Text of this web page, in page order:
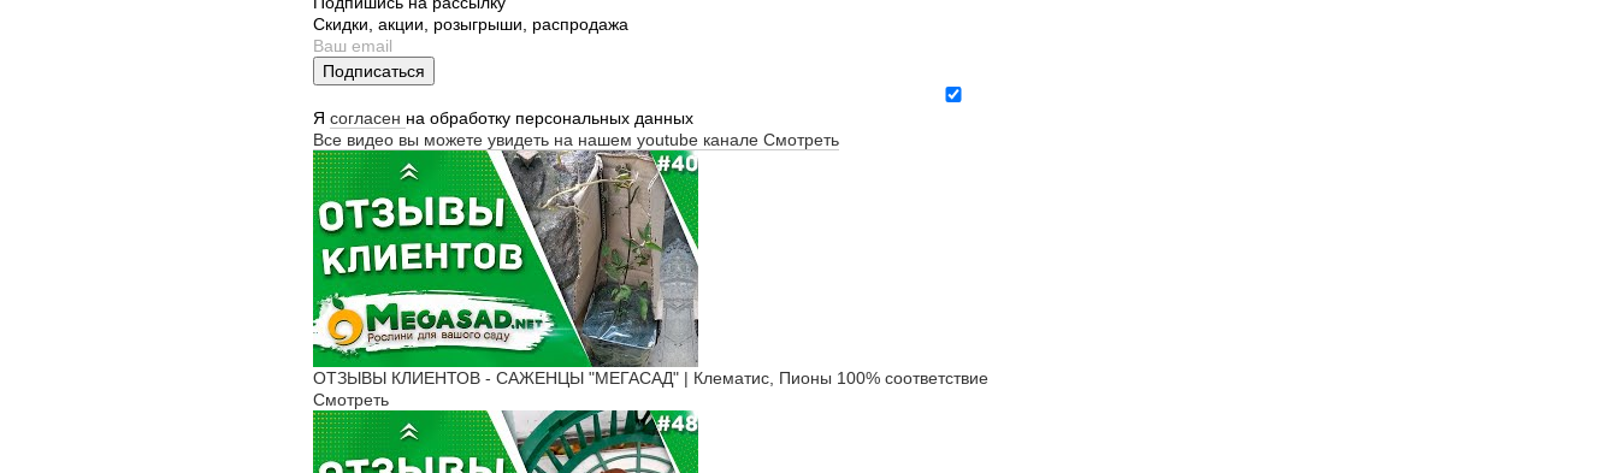
Скидки, акции, розыгрыши, распродажа
Подписаться
Я согласен на обработку персональных данных
Все видео вы можете увидеть на нашем youtube канале Смотреть
ОТЗЫВЫ КЛИЕНТОВ - САЖЕНЦЫ "МЕГАСАД" | Клематис, Пионы 100% соответствие
Смотреть